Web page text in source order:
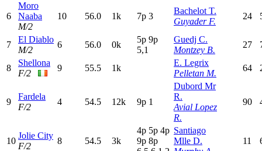
6
Moro
Naaba
M/2
10 56.0 1k 7p 3
Bachelot T.
Guyader F.
24
7
El Diablo
M/2
6 56.0 0k
5p 9p
5,1
Guedj C.
Montzey B.
27
8
Shellona
F/2
9 55.5 1k
E. Legrix
Pelletan M.
64
9
Fardela
F/2
4 54.5 12k 9p 1
Dubord Mr
R.
Avial Lopez
R.
90
10
Jolie City
F/2
8 54.5 3k
4p 5p 4p
9p 8p
Santiago
Mlle D.
11